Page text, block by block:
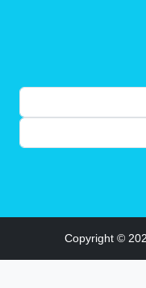
Copyright ©